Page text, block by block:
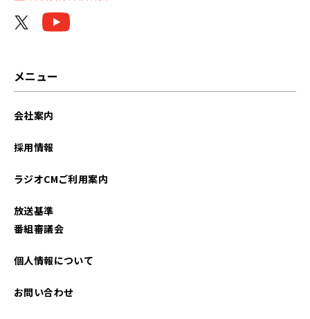
メニュー
会社案内
採用情報
ラジオCMご利用案内
放送基準
番組審議会
個人情報について
お問い合わせ